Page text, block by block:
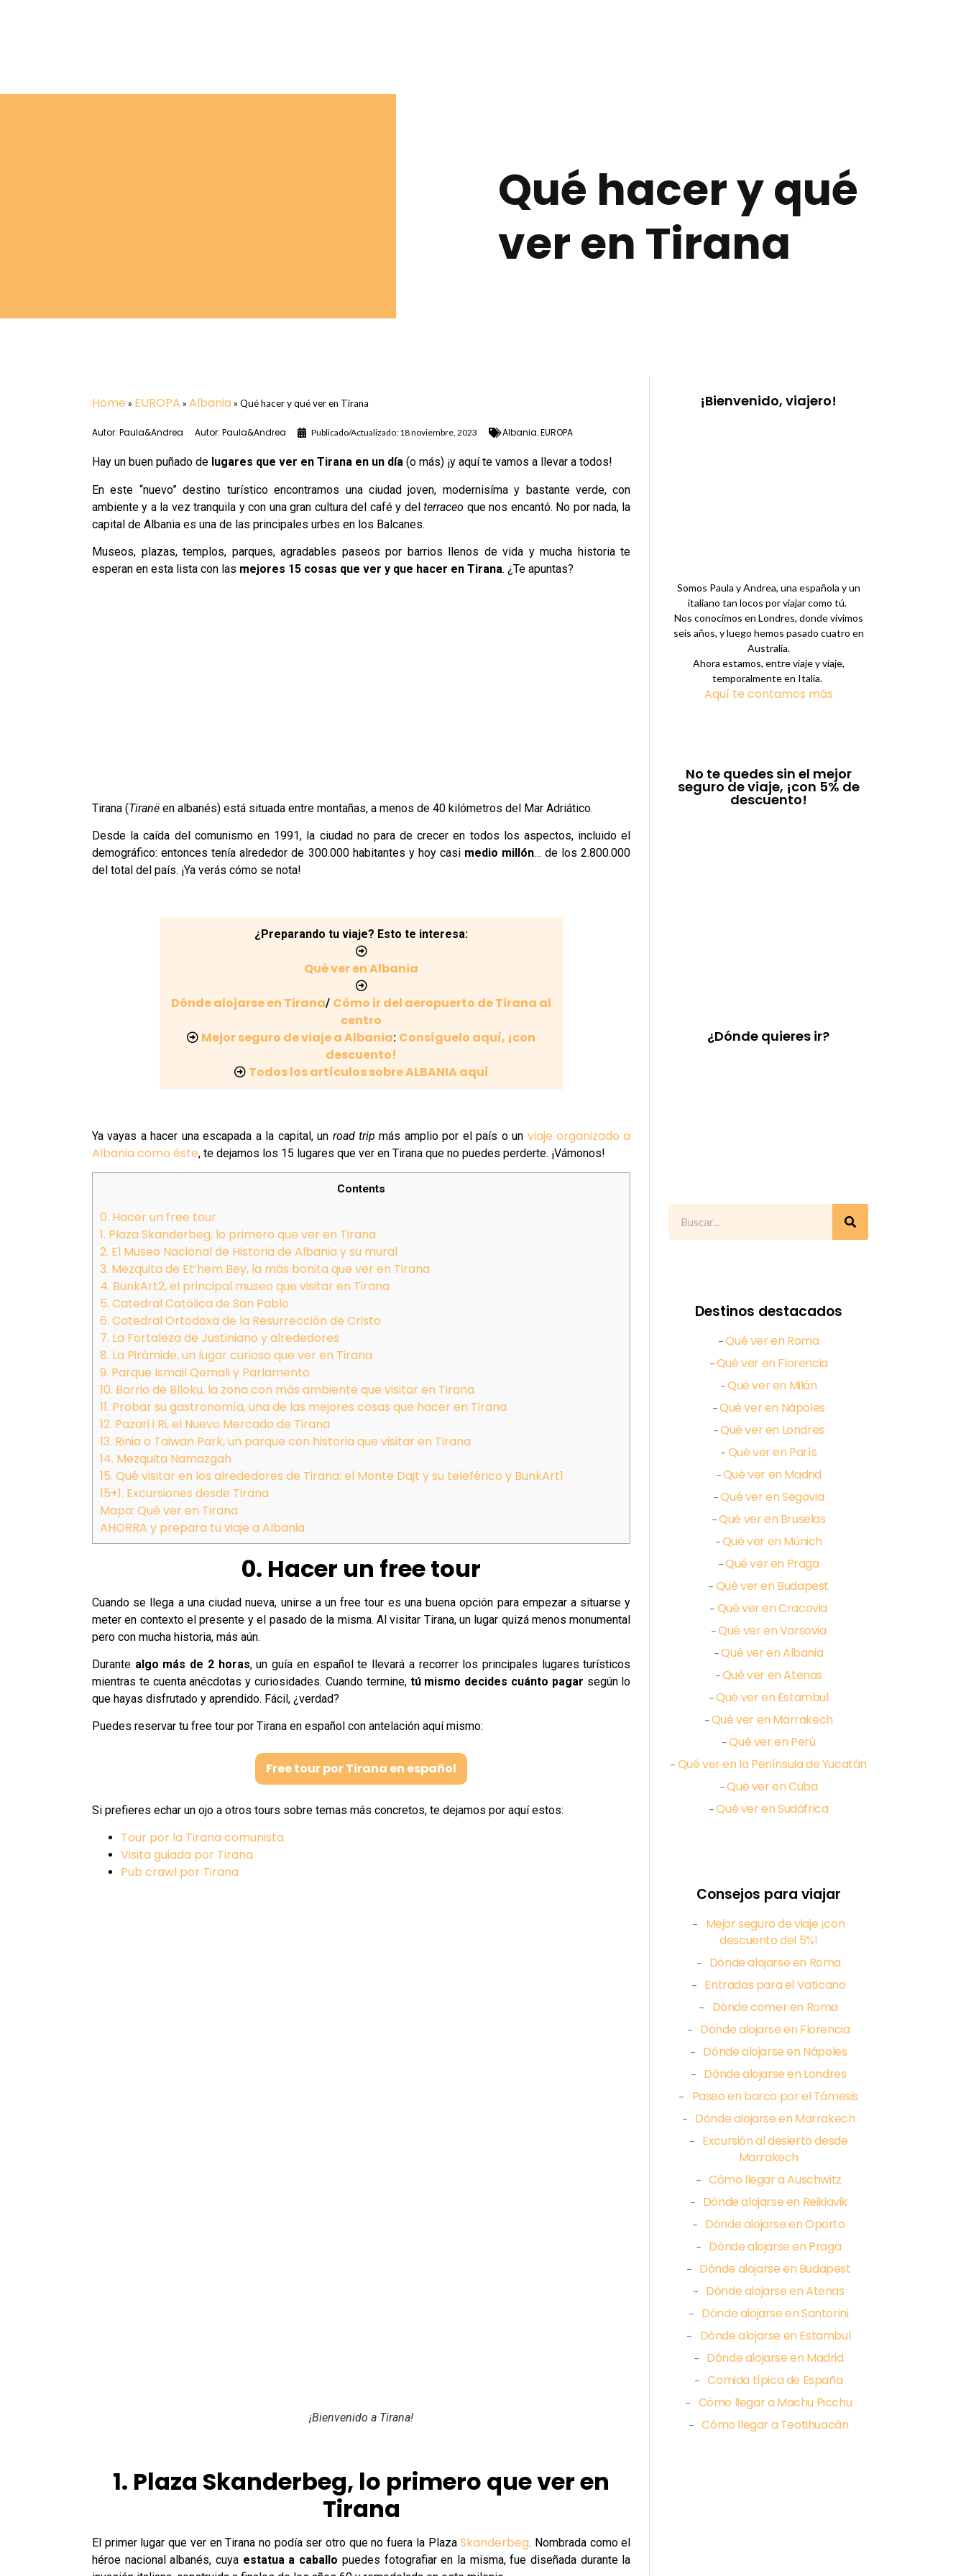
Qué hacer y qué
ver en Tirana
Home » EUROPA » Albania » Qué hacer y qué ver en Tirana
Autor: Paula&Andrea Autor: Paula&Andrea Publicado/Actualizado: 18 noviembre, 2023 Albania, EUROPA
Hay un buen puñado de lugares que ver en Tirana en un día (o más) ¡y aquí te vamos a llevar a todos!
En este “nuevo” destino turístico encontramos una ciudad joven, modernisíma y bastante verde, con
ambiente y a la vez tranquila y con una gran cultura del café y delterraceo que nos encantó. No por nada, la
capital de Albania es una de las principales urbes en los Balcanes.
Museos, plazas, templos, parques, agradables paseos por barrios llenos de vida y mucha historia te
esperan en esta lista con las mejores 15 cosas que ver y que hacer en Tirana. ¿Te apuntas?
Tirana (Tiranë en albanés) está situada entre montañas, a menos de 40 kilómetros del Mar Adriático.
Desde la caída del comunismo en 1991, la ciudad no para de crecer en todos los aspectos, incluido el
demográfico: entonces tenía alrededor de 300.000 habitantes y hoy casi medio millón… de los 2.800.000
del total del país. ¡Ya verás cómo se nota!
¿Preparando tu viaje? Esto te interesa:
Qué ver en Albania
Dónde alojarse en Tirana/ Cómo ir del aeropuerto de Tirana al
centro
Mejor seguro de viaje a Albania: Consíguelo aquí, ¡con
descuento!
Todos los artículos sobre ALBANIA aquí
Ya vayas a hacer una escapada a la capital, un road trip más amplio por el país o un viaje organizado a
Albania como éste, te dejamos los 15 lugares que ver en Tirana que no puedes perderte. ¡Vámonos!
Contents
0. Hacer un free tour
1. Plaza Skanderbeg, lo primero que ver en Tirana
2. El Museo Nacional de Historia de Albania y su mural
3. Mezquita de Et’hem Bey, la más bonita que ver en Tirana
4. BunkArt2, el principal museo que visitar en Tirana
5. Catedral Católica de San Pablo
6. Catedral Ortodoxa de la Resurrección de Cristo
7. La Fortaleza de Justiniano y alrededores
8. La Pirámide, un lugar curioso que ver en Tirana
9. Parque Ismail Qemali y Parlamento
10. Barrio de Blloku, la zona con más ambiente que visitar en Tirana
11. Probar su gastronomía, una de las mejores cosas que hacer en Tirana
12. Pazari i Ri, el Nuevo Mercado de Tirana
13. Rinia o Taiwan Park, un parque con historia que visitar en Tirana
14. Mezquita Namazgah
15. Qué visitar en los alrededores de Tirana: el Monte Dajt y su teleférico y BunkArt1
15+1. Excursiones desde Tirana
Mapa: Qué ver en Tirana
AHORRA y prepara tu viaje a Albania
0. Hacer un free tour
Cuando se llega a una ciudad nueva, unirse a un free tour es una buena opción para empezar a situarse y
meter en contexto el presente y el pasado de la misma. Al visitar Tirana, un lugar quizá menos monumental
pero con mucha historia, más aún.
Durante algo más de 2 horas, un guía en español te llevará a recorrer los principales lugares turísticos
mientras te cuenta anécdotas y curiosidades. Cuando termine, tú mismo decides cuánto pagar según lo
que hayas disfrutado y aprendido. Fácil, ¿verdad?
Puedes reservar tu free tour por Tirana en español con antelación aquí mismo:
Free tour por Tirana en español
Si prefieres echar un ojo a otros tours sobre temas más concretos, te dejamos por aquí estos:
Tour por la Tirana comunista
Visita guiada por Tirana
Pub crawl por Tirana
¡Bienvenido a Tirana!
1. Plaza Skanderbeg, lo primero que ver en
Tirana
El primer lugar que ver en Tirana no podía ser otro que no fuera la PlazaSkanderbeg. Nombrada como el
héroe nacional albanés, cuya estatua a caballo puedes fotografiar en la misma, fue diseñada durante la
¡Bienvenido, viajero!
Somos Paula y Andrea, una española y un
italiano tan locos por viajar como tú.
Nos conocimos en Londres, donde vivimos
seis años, y luego hemos pasado cuatro en
Australia.
Ahora estamos, entre viaje y viaje,
temporalmente en Italia.
Aquí te contamos más
No te quedes sin el mejor
seguro de viaje, ¡con 5% de
descuento!
¿Dónde quieres ir?
Destinos destacados
–Qué ver en Roma
–Qué ver en Florencia
–Qué ver en Milán
–Qué ver en Nápoles
–Qué ver en Londres
– Qué ver en París
–Qué ver en Madrid
–Qué ver en Segovia
–Qué ver en Bruselas
–Qué ver en Múnich
–Qué ver en Praga
– Qué ver en Budapest
– Qué ver en Cracovia
–Qué ver en Varsovia
–Qué ver en Albania
–Qué ver en Atenas
–Qué ver en Estambul
–Qué ver en Marrakech
–Qué ver en Perú
– Qué ver en la Península de Yucatán
–Qué ver en Cuba
–Qué ver en Sudáfrica
Consejos para viajar
–
Mejor seguro de viaje ¡con
descuento del 5%!
– Dónde alojarse en Roma
– Entradas para el Vaticano
– Dónde comer en Roma
– Dónde alojarse en Florencia
– Dónde alojarse en Nápoles
– Dónde alojarse en Londres
– Paseo en barco por el Támesis
– Dónde alojarse en Marrakech
–
Excursión al desierto desde
Marrakech
– Cómo llegar a Auschwitz
– Dónde alojarse en Reikiavik
– Dónde alojarse en Oporto
– Dónde alojarse en Praga
– Dónde alojarse en Budapest
– Dónde alojarse en Atenas
– Dónde alojarse en Santorini
– Dónde alojarse en Estambul
– Dónde alojarse en Madrid
– Comida típica de España
– Cómo llegar a Machu Picchu
– Cómo llegar a Teotihuacán